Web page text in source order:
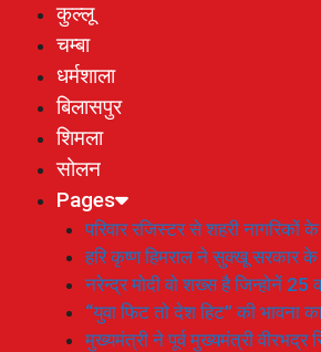
कुल्लू
चम्बा
धर्मशाला
बिलासपुर
शिमला
सोलन
Pages
परिवार रजिस्टर से शहरी नागरिकों
हरि कृष्ण हिमराल ने सुक्खू सरकार के
नरेन्द्र मोदी वो शख्स है जिन्होनें 25
“युवा फिट तो देश हिट” की भावना
मुख्यमंत्री ने पूर्व मुख्यमंत्री वीरभद्र